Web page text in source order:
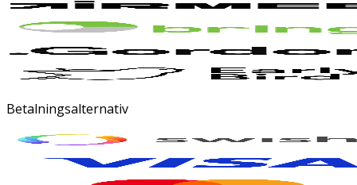
Betalningsalternativ